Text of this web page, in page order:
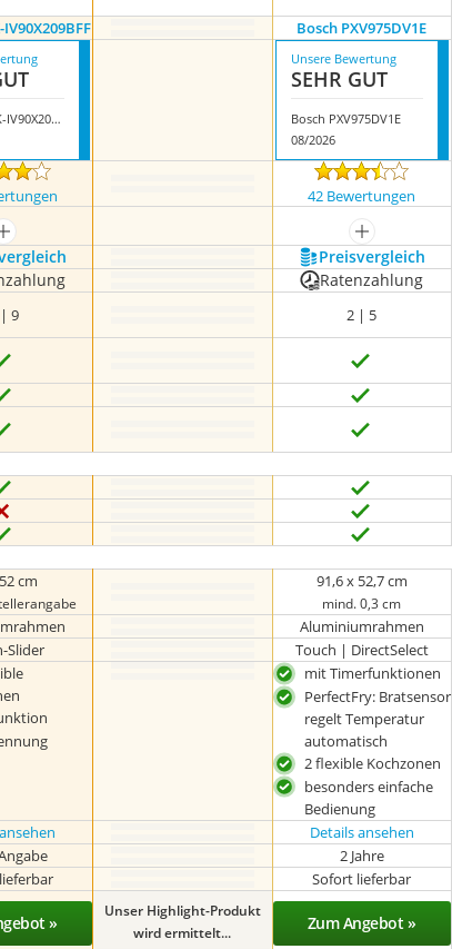
Bosch PXV975DV1E
Klarstein GK-IV90X209BFF
Unsere Bewertung
SEHR GUT
Bosch PXV975DV1E
08/2026
42 Bewertungen
mehr anzeigen mehr anzeigen
Preis­vergleich
Ratenzahlung
9 2 | 5
cm 91,6 x 52,7 cm
mind. 0,3 cm
Aluminiumrahmen
Slider Touch | DirectSelect
mit Timerfunktionen
PerfectFry: Bratsensor
regelt Temperatur
automatisch
2 flexible Kochzonen
besonders einfache
Bedienung
Details ansehen
2 Jahre
Sofort lieferbar
»
Unser Highlight-Produkt
wird ermittelt...
Zum Angebot »